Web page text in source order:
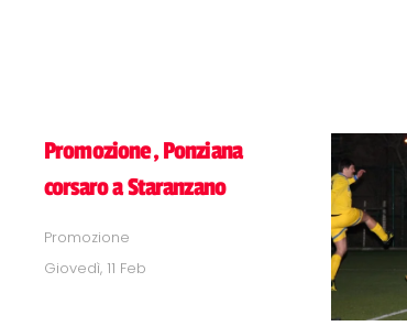
Promozione, Ponziana
corsaro a Staranzano
Promozione
Giovedì, 11 Feb